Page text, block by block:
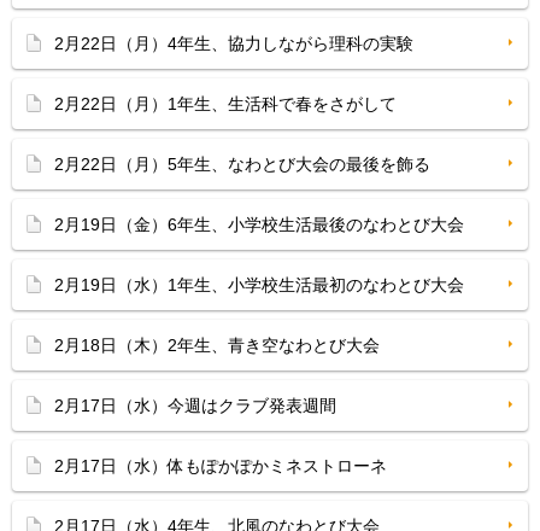
2月22日（月）4年生、協力しながら理科の実験
2月22日（月）1年生、生活科で春をさがして
2月22日（月）5年生、なわとび大会の最後を飾る
2月19日（金）6年生、小学校生活最後のなわとび大会
2月19日（水）1年生、小学校生活最初のなわとび大会
2月18日（木）2年生、青き空なわとび大会
2月17日（水）今週はクラブ発表週間
2月17日（水）体もぽかぽかミネストローネ
2月17日（水）4年生、北風のなわとび大会